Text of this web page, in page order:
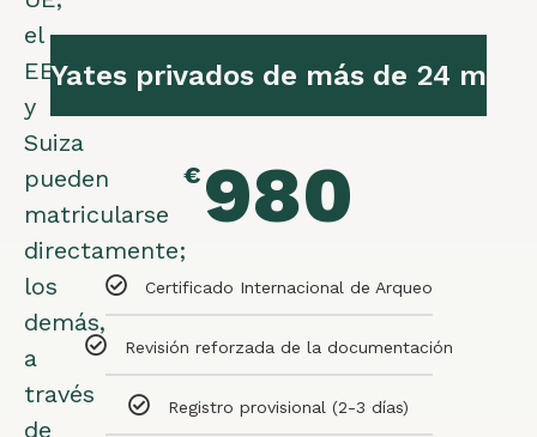
el
EEE
y
Suiza
pueden
matricularse
directamente;
los
demás,
a
través
de
Yates privados de más de 24 m
€ 980
Certificado Internacional de Arqueo
Revisión reforzada de la documentación
Registro provisional (2-3 días)